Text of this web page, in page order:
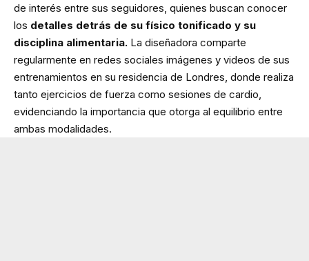
de interés entre sus seguidores, quienes buscan conocer
los detalles detrás de su físico tonificado y su
disciplina alimentaria. La diseñadora comparte
regularmente en redes sociales imágenes y videos de sus
entrenamientos en su residencia de Londres, donde realiza
tanto ejercicios de fuerza como sesiones de cardio,
evidenciando la importancia que otorga al equilibrio entre
ambas modalidades.